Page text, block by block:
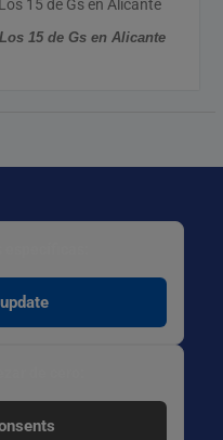
Los 15 de Gs en Alicante